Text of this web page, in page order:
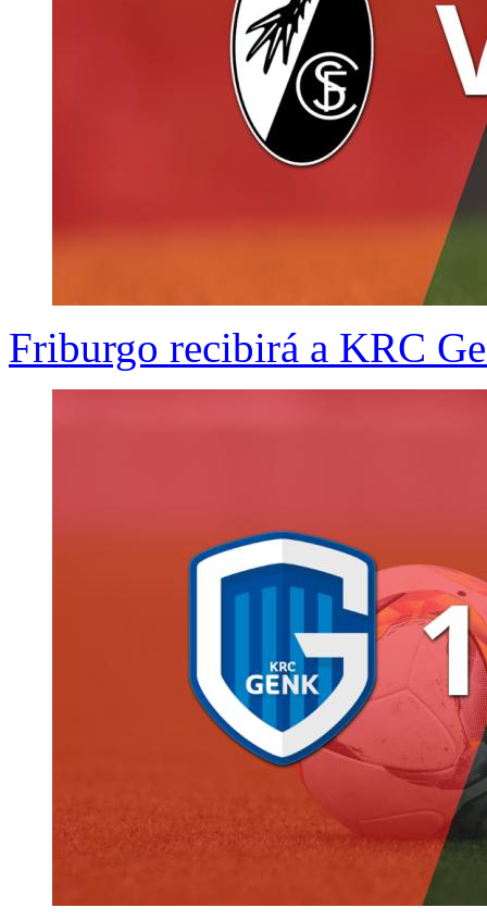
Friburgo recibirá a KRC